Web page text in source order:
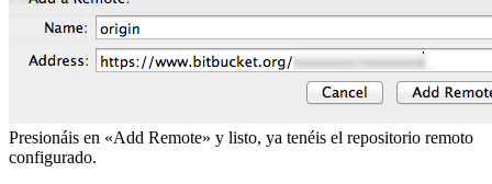
Presionáis en «Add Remote» y listo, ya tenéis el repositorio remoto
configurado.